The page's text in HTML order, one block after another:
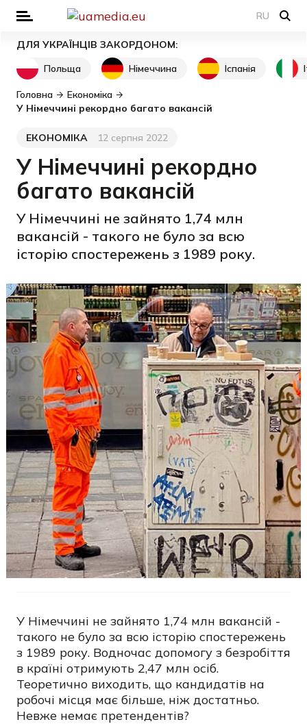
RU
ДЛЯ УКРАЇНЦІВ ЗАКОРДОНОМ:
Польща
Німеччина Іспанія
Головна
Економіка
У Німеччині рекордно багато вакансій
Категорія
ЕКОНОМІКА
Дата публікації12 серпня 2022
У Німеччині рекордно
багато вакансій
У Німеччині не зайнято 1,74 млн
вакансій - такого не було за всю
історію спостережень з 1989 року.
У Німеччині не зайнято 1,74 млн вакансій -
такого не було за всю історію спостережень
з 1989 року. Водночас допомогу з безробіття
в країні отримують 2,47 млн ​​осіб.
Теоретично виходить, що кандидатів на
робочі місця має більше, ніж достатньо.
Невже немає претендентів?